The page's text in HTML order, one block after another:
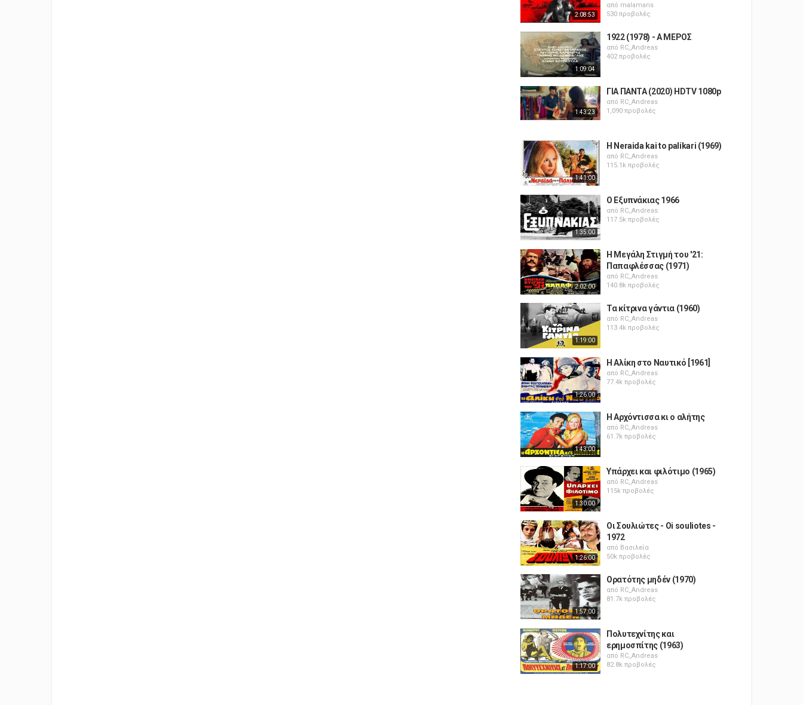
2:08:53
από malamaris
530 προβολές
1:09:04
1922 (1978) - Α ΜΕΡΟΣ
από RC_Andreas
402 προβολές
1:43:23
ΓΙΑ ΠΑΝΤΑ (2020) HDTV 1080p
από RC_Andreas
1,090 προβολές
1:41:00
H Neraida kai to palikari (1969)
από RC_Andreas
115.1k προβολές
1:35:00
Ο Εξυπνάκιας 1966
από RC_Andreas
117.5k προβολές
2:02:00
Η Μεγάλη Στιγμή του '21:
Παπαφλέσσας (1971)
από RC_Andreas
140.8k προβολές
1:19:00
Τα κίτρινα γάντια (1960)
από RC_Andreas
113.4k προβολές
1:26:00
Η Αλίκη στο Ναυτικό [1961]
από RC_Andreas
77.4k προβολές
1:43:00
Η Αρχόντισσα κι ο αλήτης
από RC_Andreas
61.7k προβολές
1:30:00
Υπάρχει και φιλότιμο (1965)
από RC_Andreas
115k προβολές
1:26:00
Οι Σουλιώτες - Oi souliotes -
1972
από Βασιλεία
50k προβολές
1:57:00
Ορατότης μηδέν (1970)
από RC_Andreas
81.7k προβολές
1:17:00
Πολυτεχνίτης και
ερημοσπίτης (1963)
από RC_Andreas
82.8k προβολές